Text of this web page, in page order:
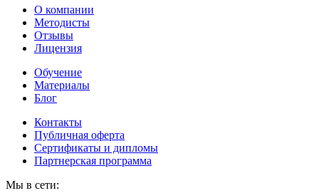
О компании
Методисты
Отзывы
Лицензия
Обучение
Материалы
Блог
Контакты
Публичная оферта
Сертификаты и дипломы
Партнерская программа
Мы в сети: